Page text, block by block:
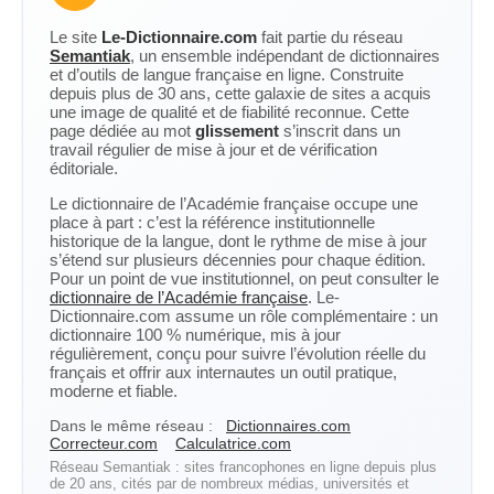
Le site Le-Dictionnaire.com fait partie du réseau
Semantiak, un ensemble indépendant de dictionnaires
et d’outils de langue française en ligne. Construite
depuis plus de 30 ans, cette galaxie de sites a acquis
une image de qualité et de fiabilité reconnue. Cette
page dédiée au mot glissement s’inscrit dans un
travail régulier de mise à jour et de vérification
éditoriale.
Le dictionnaire de l’Académie française occupe une
place à part : c’est la référence institutionnelle
historique de la langue, dont le rythme de mise à jour
s’étend sur plusieurs décennies pour chaque édition.
Pour un point de vue institutionnel, on peut consulter le
dictionnaire de l’Académie française. Le-
Dictionnaire.com assume un rôle complémentaire : un
dictionnaire 100 % numérique, mis à jour
régulièrement, conçu pour suivre l’évolution réelle du
français et offrir aux internautes un outil pratique,
moderne et fiable.
Dans le même réseau :
Dictionnaires.com
Correcteur.com
Calculatrice.com
Réseau Semantiak : sites francophones en ligne depuis plus
de 20 ans, cités par de nombreux médias, universités et